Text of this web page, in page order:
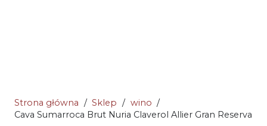
Strona główna / Sklep / wino /
Cava Sumarroca Brut Nuria Claverol Allier Gran Reserva